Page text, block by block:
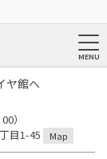
ヤ館へ
）
目1-45
Map